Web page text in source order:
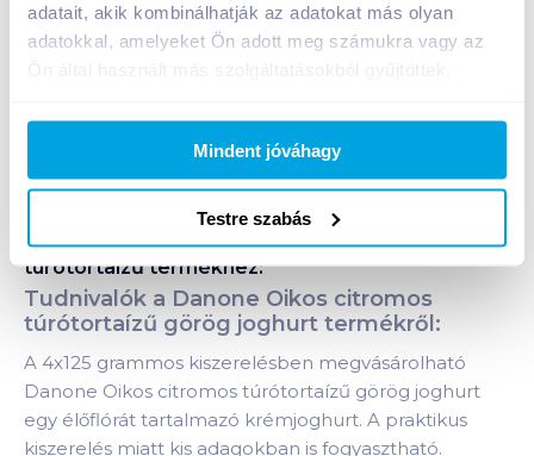
adatait, akik kombinálhatják az adatokat más olyan
adatokkal, amelyeket Ön adott meg számukra vagy az
Ön által használt más szolgáltatásokból gyűjtöttek.
Mindent jóváhagy
Testre szabás
A termék megszűnt
Bevásárlólistához adom Értesíts, ha olcsóbb!
Termékleírás a(z)Danone Oikos Görög
krémjoghurt 4x125 g citromos
túrótortaízűtermékhez:
Tudnivalók a Danone Oikos citromos
túrótortaízű görög joghurt termékről:
A 4x125 grammos kiszerelésben megvásárolható
Danone Oikos citromos túrótortaízű görög joghurt
egy élőflórát tartalmazó krémjoghurt. A praktikus
kiszerelés miatt kis adagokban is fogyasztható.